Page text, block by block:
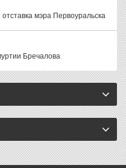
мэра Первоуральска
Бречалова